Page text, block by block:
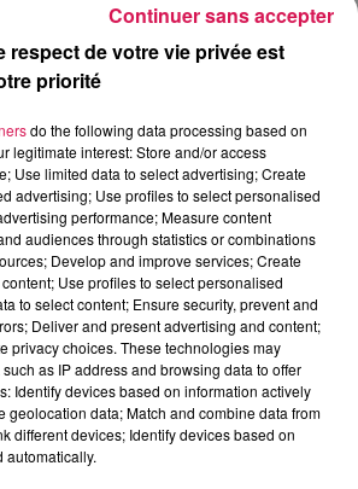
de Belgique Séniors ce
des -70kg.
coureurs se sont disputé la
dans le centre ville de
la course duRelais Vauban. 564
un trio de l’Entente Sambre
en 49min pour boucler les
sous le nom des Oranges
pas.
belle victoire pour leRugby
qui s’impose face à Douai 40 à
homologue duRC Thiérache
15 contre Chaunois.
respect de votre vie privée est
priorité
do the following data processing based on
legitimate interest: Store and/or access
Use limited data to select advertising; Create
advertising; Use profiles to select personalised
performance; Measure content
audiences through statistics or combinations
Develop and improve services; Create
Use profiles to select personalised
to select content; Ensure security, prevent and
Deliver and present advertising and content;
privacy choices. These technologies may
as IP address and browsing data to offer
Identify devices based on information actively
geolocation data; Match and combine data from
different devices; Identify devices based on
automatically.
Continuer sans accepter